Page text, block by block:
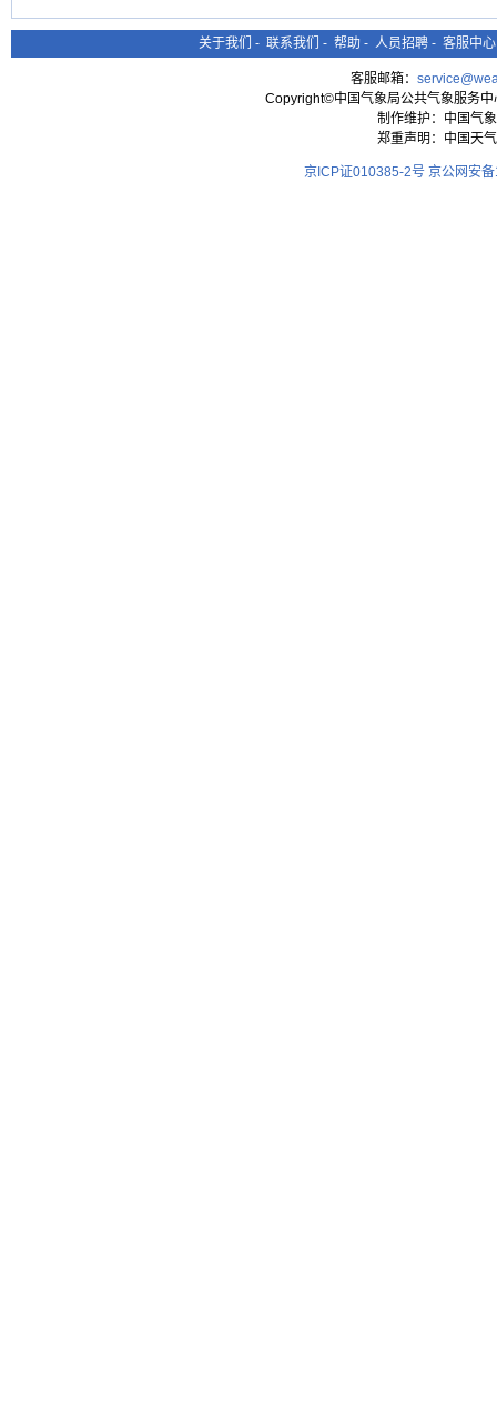
关于我们 - 联系我们 - 帮助 - 人员招聘 - 客服中心
客服邮箱：
Copyright©中国气象局公共气象服务
制作维护：中国气
郑重声明：中国天
京ICP证010385-2号 京公网安